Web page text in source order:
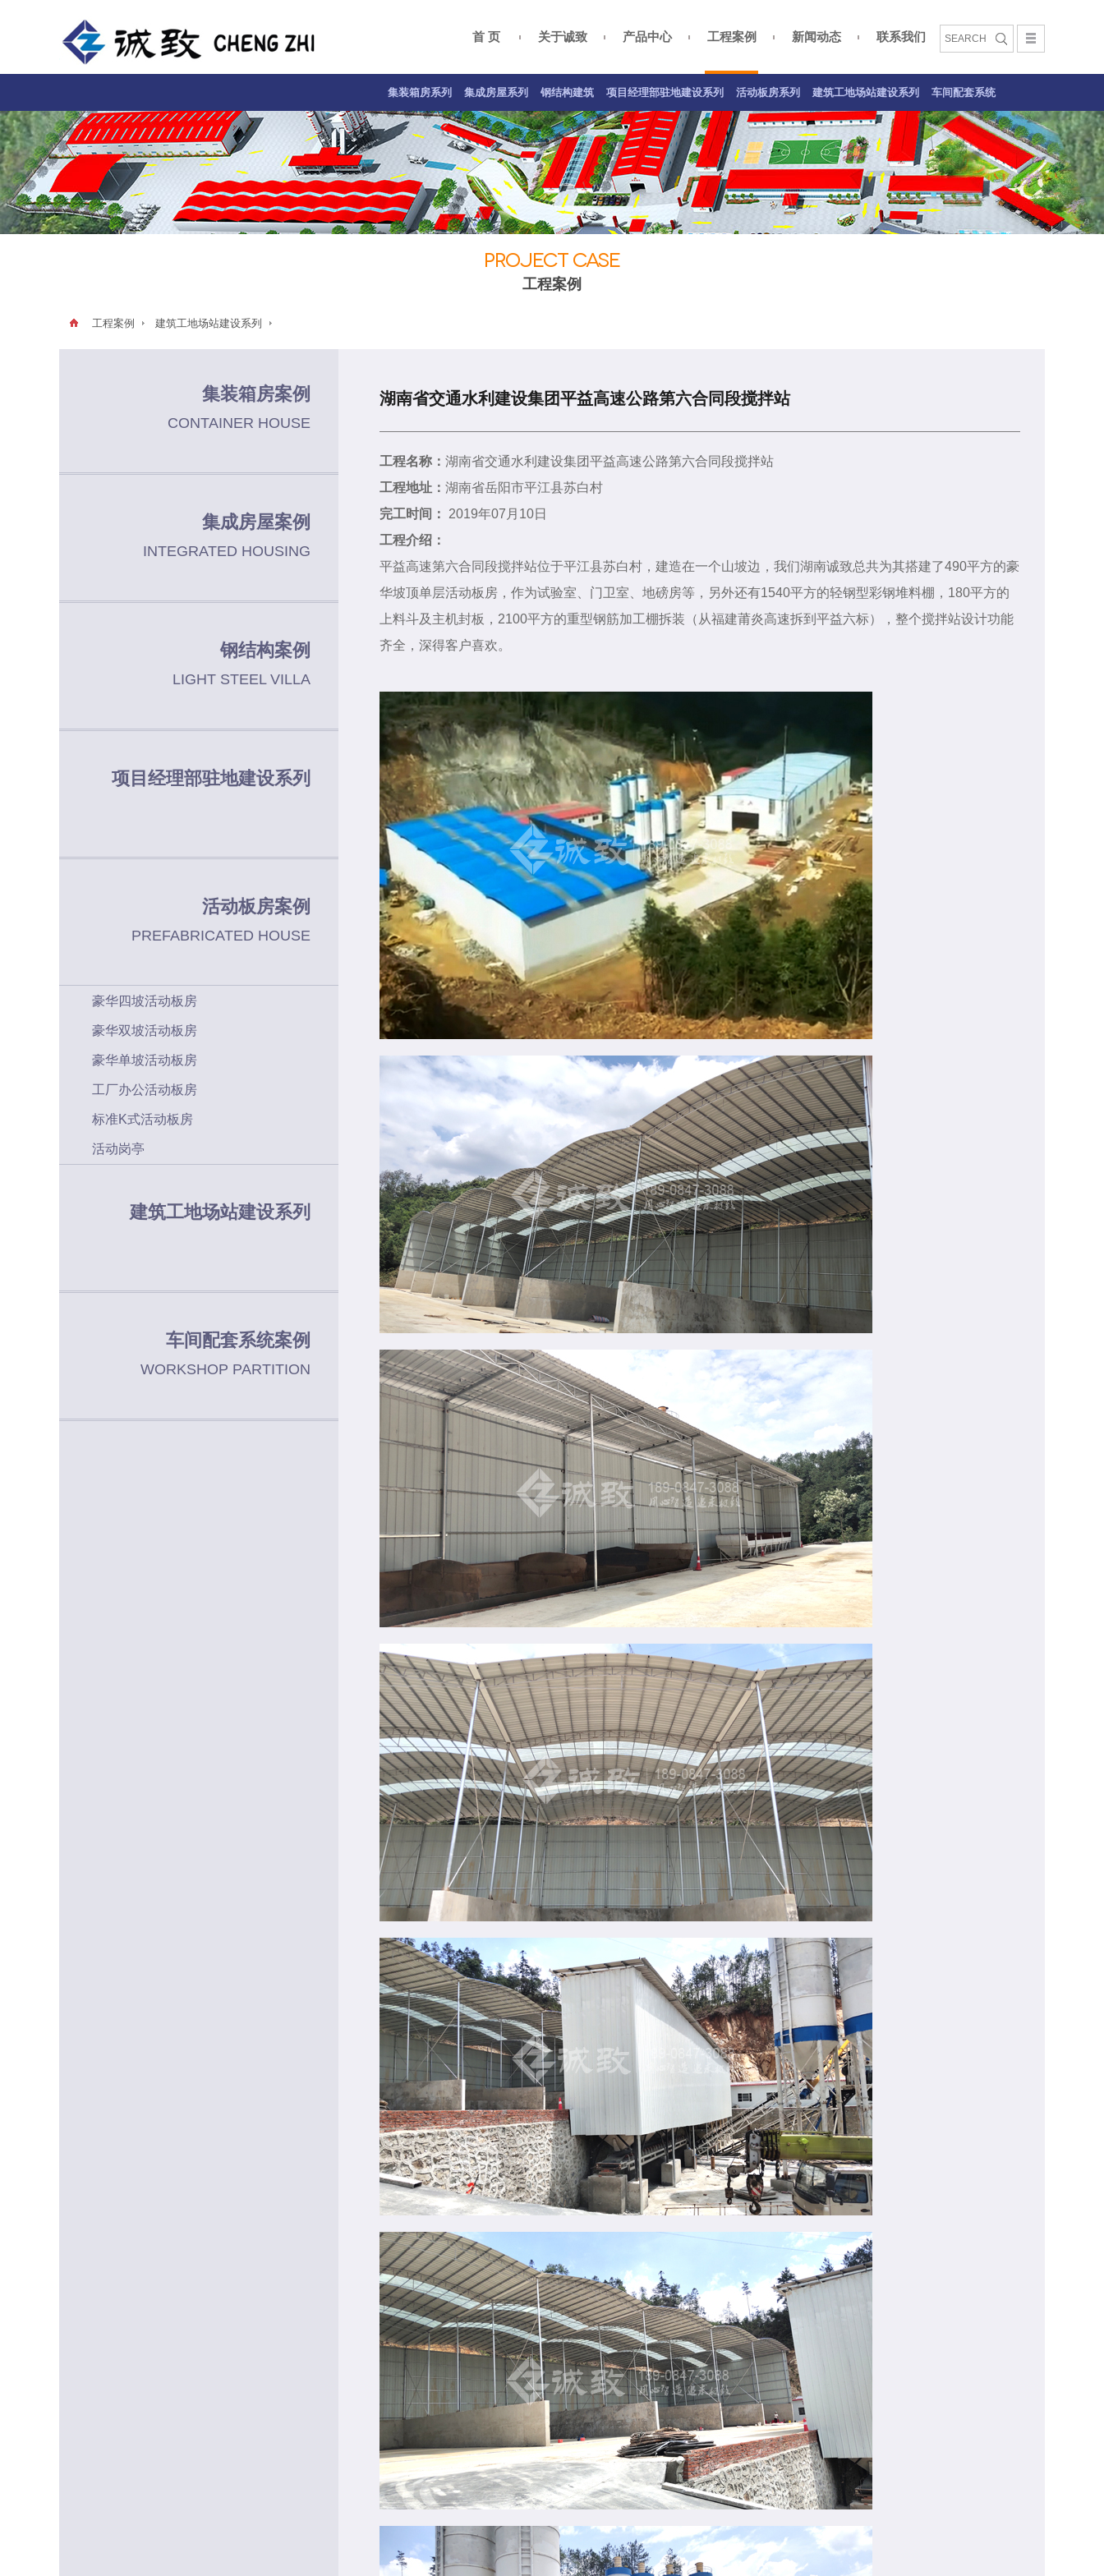
首 页 关于诚致 产品中心 工程案例 新闻动态 联系我们
集装箱房系列 集成房屋系列 钢结构建筑 项目经理部驻地建设系列 活动板房系列 建筑工地场站建设系列 车间配套系统
车间配套系统案例
PROJECT CASE
工程案例
工程案例 建筑工地场站建设系列
集装箱房案例
CONTAINER HOUSE
集成房屋案例
INTEGRATED HOUSING
钢结构案例
LIGHT STEEL VILLA
项目经理部驻地建设系列
活动板房案例
PREFABRICATED HOUSE
豪华四坡活动板房
豪华双坡活动板房
豪华单坡活动板房
工厂办公活动板房
标准K式活动板房
活动岗亭
建筑工地场站建设系列
车间配套系统案例
WORKSHOP PARTITION
湖南省交通水利建设集团平益高速公路第六合同段搅拌站
工程名称： 湖南省交通水利建设集团平益高速公路第六合同段搅拌站
工程地址： 湖南省岳阳市平江县苏白村
完工时间：
2019年07月10日
工程介绍：
平益高速第六合同段搅拌站位于平江县苏白村，建造在一个山坡边，我们湖南诚致总共为其搭建了490平方的豪
华坡顶单层活动板房，作为试验室、门卫室、地磅房等，另外还有1540平方的轻钢型彩钢堆料棚，180平方的
上料斗及主机封板，2100平方的重型钢筋加工棚拆装（从福建莆炎高速拆到平益六标），整个搅拌站设计功能
齐全，深得客户喜欢。